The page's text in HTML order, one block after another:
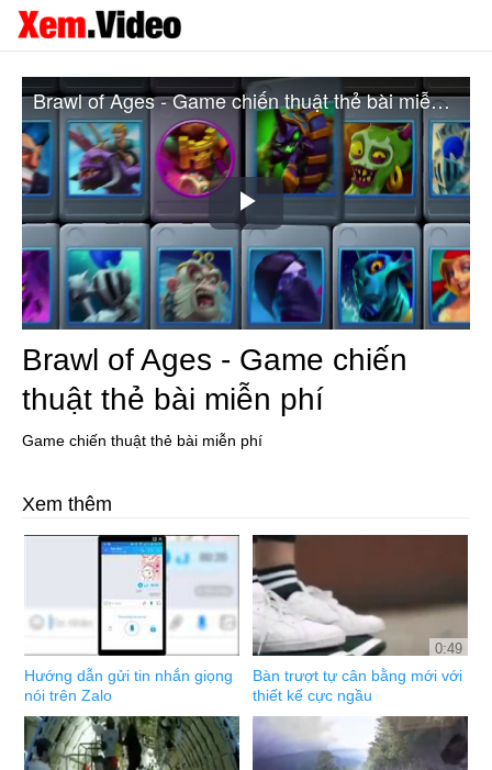
Play
Video
Brawl of Ages - Game chiến thuật thẻ bài miễn phí
Brawl of Ages - Game chiến
thuật thẻ bài miễn phí
Game chiến thuật thẻ bài miễn phí
Xem thêm
Hướng dẫn gửi tin nhắn giọng
nói trên Zalo
0:49
Bàn trượt tự cân bằng mới với
thiết kế cực ngầu